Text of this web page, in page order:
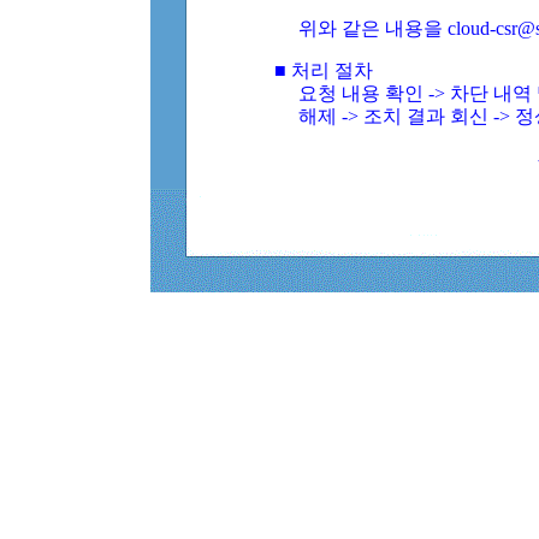
위와 같은 내용을 cloud-
■ 처리 절차
요청 내용 확인 -> 차단 내
해제 -> 조치 결과 회신 ->